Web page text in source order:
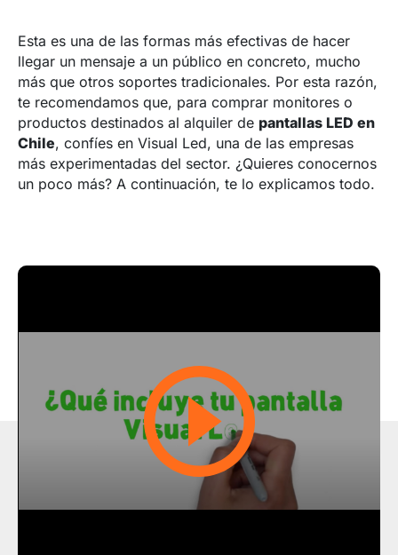
Esta es una de las formas más efectivas de hacer
llegar un mensaje a un público en concreto, mucho
más que otros soportes tradicionales. Por esta razón,
te recomendamos que, para comprar monitores o
productos destinados al alquiler de pantallas LED en
Chile, confíes en Visual Led, una de las empresas
más experimentadas del sector. ¿Quieres conocernos
un poco más? A continuación, te lo explicamos todo.